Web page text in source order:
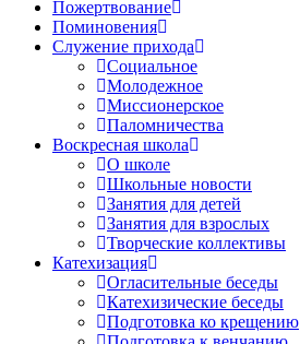
Пожертвование
Поминовения
Служение прихода
Социальное
Молодежное
Миссионерское
Паломничества
Воскресная школа
О школе
Школьные новости
Занятия для детей
Занятия для взрослых
Творческие коллективы
Катехизация
Огласительные беседы
Катехизические беседы
Подготовка ко крещению